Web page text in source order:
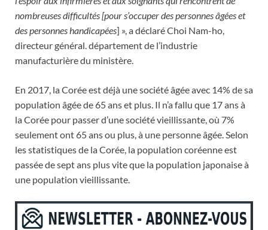
nombreuses difficultés [pour s’occuper des personnes âgées et
des personnes handicapées] », a déclaré Choi Nam-ho,
directeur général. département de l’industrie
manufacturière du ministère.
En 2017, la Corée est déjà une société âgée avec 14% de sa
population âgée de 65 ans et plus. Il n’a fallu que 17 ans à
la Corée pour passer d’une société vieillissante, où 7%
seulement ont 65 ans ou plus, à une personne âgée. Selon
les statistiques de la Corée, la population coréenne est
passée de sept ans plus vite que la population japonaise à
une population vieillissante.